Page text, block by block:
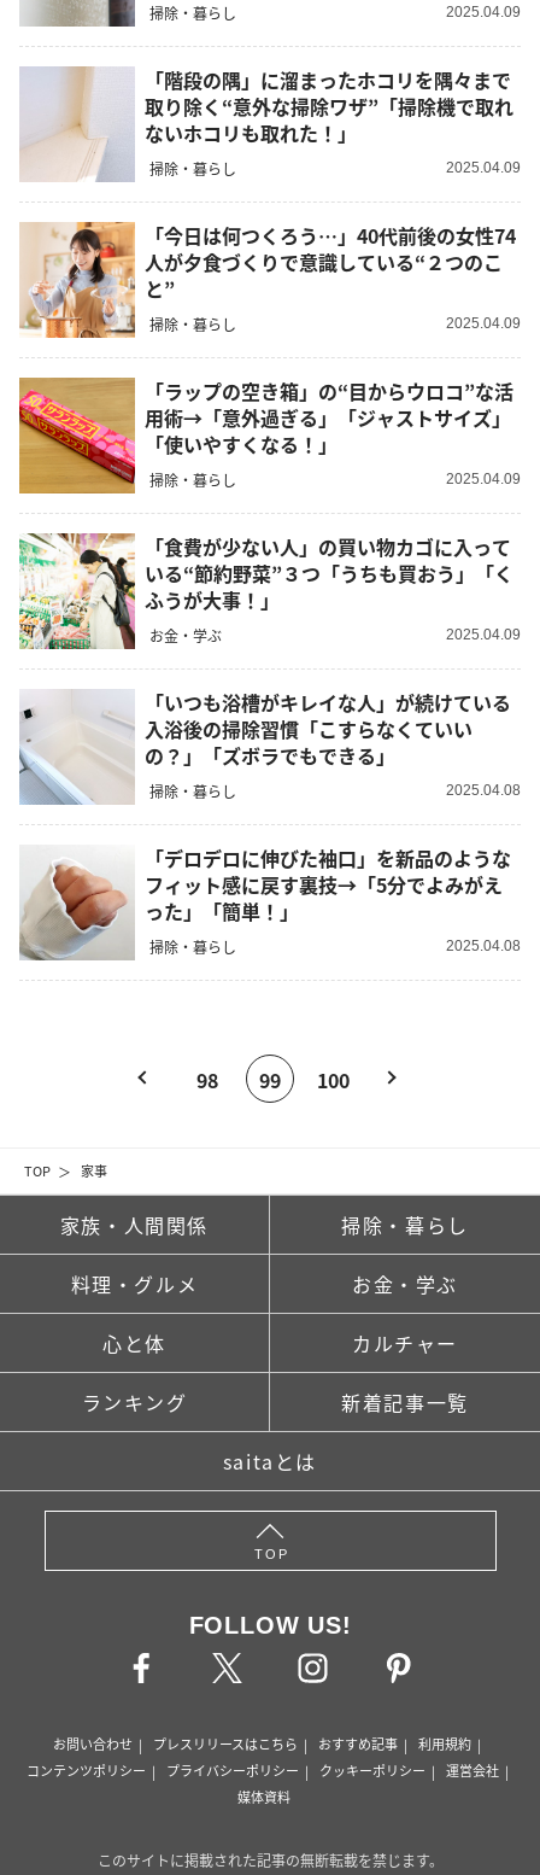
TOP 家事
掃除・暮らし 2025.04.09
「階段の隅」に溜まったホコリを隅々まで
取り除く“意外な掃除ワザ”「掃除機で取れ
ないホコリも取れた！」
掃除・暮らし 2025.04.09
「今日は何つくろう…」40代前後の女性74
人が夕食づくりで意識している“２つのこ
と”
掃除・暮らし 2025.04.09
「ラップの空き箱」の“目からウロコ”な活
用術→「意外過ぎる」「ジャストサイズ」
「使いやすくなる！」
掃除・暮らし 2025.04.09
「食費が少ない人」の買い物カゴに入って
いる“節約野菜”３つ「うちも買おう」「く
ふうが大事！」
お金・学ぶ 2025.04.09
「いつも浴槽がキレイな人」が続けている
入浴後の掃除習慣「こすらなくていい
の？」「ズボラでもできる」
掃除・暮らし 2025.04.08
「デロデロに伸びた袖口」を新品のような
フィット感に戻す裏技→「5分でよみがえ
った」「簡単！」
掃除・暮らし 2025.04.08
98 99 100
家族・人間関係 掃除・暮らし
料理・グルメ お金・学ぶ
心と体 カルチャー
ランキング 新着記事一覧
saitaとは
TOP
FOLLOW US!
お問い合わせ プレスリリースはこちら おすすめ記事
利用規約
コンテンツポリシー
プライバシーポリシー クッキーポリシー
運営会社
媒体資料
このサイトに掲載された記事の無断転載を禁じます。